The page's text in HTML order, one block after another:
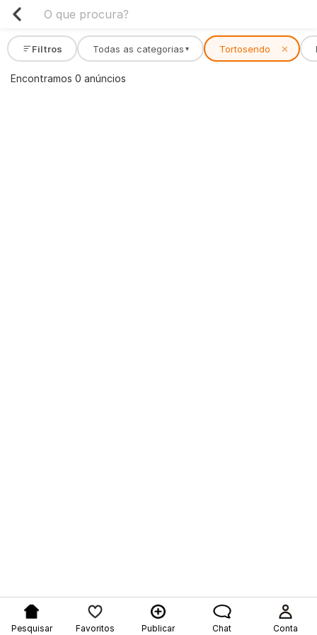
Filtros Todas as categorias ▾ Tortosendo ✕
Encontramos 0 anúncios
Pesquisar Favoritos Publicar Chat Conta